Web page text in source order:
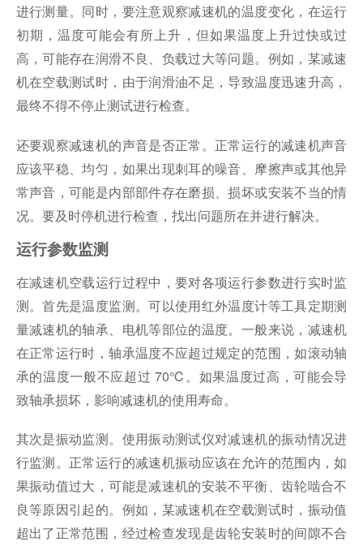
进行测量。同时，要注意观察减速机的温度变化，在运行
初期，温度可能会有所上升，但如果温度上升过快或过
高，可能存在润滑不良、负载过大等问题。例如，某减速
机在空载测试时，由于润滑油不足，导致温度迅速升高，
最终不得不停止测试进行检查。
还要观察减速机的声音是否正常。正常运行的减速机声音
应该平稳、均匀，如果出现刺耳的噪音、摩擦声或其他异
常声音，可能是内部部件存在磨损、损坏或安装不当的情
况。要及时停机进行检查，找出问题所在并进行解决。
运行参数监测
在减速机空载运行过程中，要对各项运行参数进行实时监
测。首先是温度监测。可以使用红外温度计等工具定期测
量减速机的轴承、电机等部位的温度。一般来说，减速机
在正常运行时，轴承温度不应超过规定的范围，如滚动轴
承的温度一般不应超过 70℃。如果温度过高，可能会导
致轴承损坏，影响减速机的使用寿命。
其次是振动监测。使用振动测试仪对减速机的振动情况进
行监测。正常运行的减速机振动应该在允许的范围内，如
果振动值过大，可能是减速机的安装不平衡、齿轮啮合不
良等原因引起的。例如，某减速机在空载测试时，振动值
超出了正常范围，经过检查发现是齿轮安装时的间隙不合